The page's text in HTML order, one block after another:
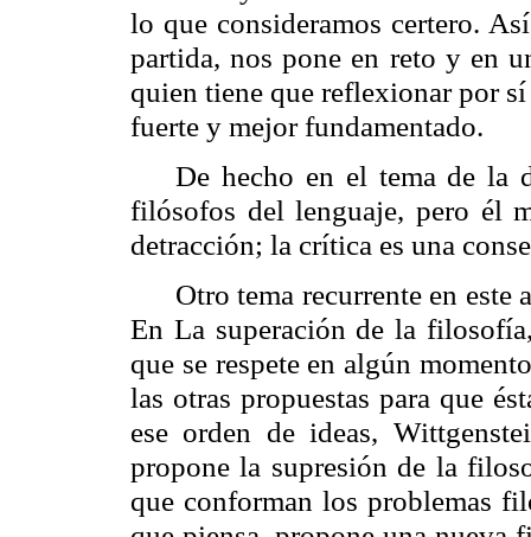
lo que consideramos certero.
partida, nos pone en reto y en
quien tiene que reflexionar por
fuerte y mejor fundamentado.
De hecho en el tema de la
filósofos del lenguaje, pero él
detracción; la crítica es una
Otro tema recurrente en
En La superación de la
que se respete en algún
las otras propuestas para que
ese orden de ideas,
propone la supresión de la
que conforman los problemas